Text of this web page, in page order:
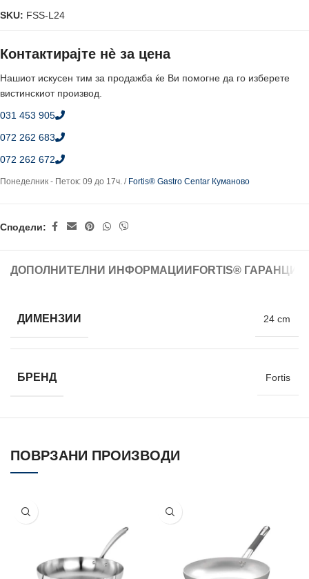
SKU: FSS-L24
Контактирајте нè за цена
Нашиот искусен тим за продажба ќе Ви помогне да го изберете
вистинскиот производ.
031 453 905
072 262 683
072 262 672
Понеделник - Петок: 09 до 17ч. / Fortis® Gastro Centar Куманово
Сподели:
ДОПОЛНИТЕЛНИ ИНФОРМАЦИИ FORTIS®
ДИМЕНЗИИ 24 cm
БРЕНД Fortis
ПОВРЗАНИ ПРОИЗВОДИ